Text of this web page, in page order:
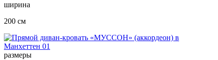
ширина
200 см
размеры